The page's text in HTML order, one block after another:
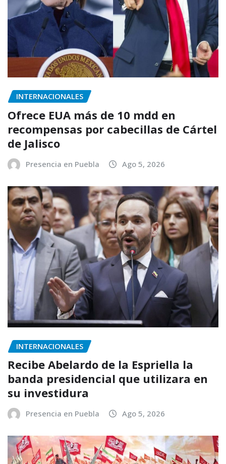
INTERNACIONALES
Ofrece EUA más de 10 mdd en
recompensas por cabecillas de Cártel
de Jalisco
Presencia en Puebla Ago 5, 2026
INTERNACIONALES
Recibe Abelardo de la Espriella la
banda presidencial que utilizara en
su investidura
Presencia en Puebla Ago 5, 2026